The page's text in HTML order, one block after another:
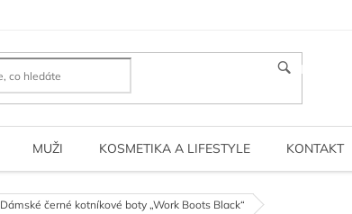
HLEDAT
MUŽI KOSMETIKA A LIFESTYLE KONTAKT
Dámské černé kotníkové boty „Work Boots Black“